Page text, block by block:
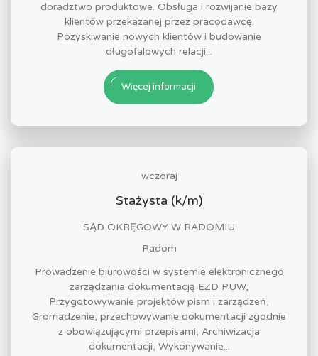
doradztwo produktowe. Obsługa i rozwijanie bazy
klientów przekazanej przez pracodawcę.
Pozyskiwanie nowych klientów i budowanie
długofalowych relacji...
Więcej informacji
wczoraj
Stażysta (k/m)
SĄD OKRĘGOWY W RADOMIU
Radom
Prowadzenie biurowości w systemie elektronicznego
zarządzania dokumentacją EZD PUW,
Przygotowywanie projektów pism i zarządzeń,
Gromadzenie, przechowywanie dokumentacji zgodnie
z obowiązującymi przepisami, Archiwizacja
dokumentacji, Wykonywanie...